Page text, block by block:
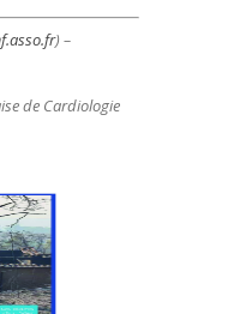
) –
de Cardiologie